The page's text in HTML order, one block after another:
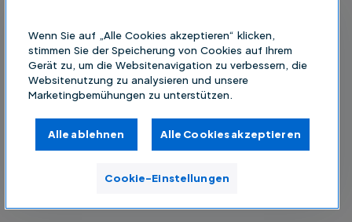
Wenn Sie auf „Alle Cookies akzeptieren“ klicken,
stimmen Sie der Speicherung von Cookies auf Ihrem
Gerät zu, um die Websitenavigation zu verbessern, die
Websitenutzung zu analysieren und unsere
Marketingbemühungen zu unterstützen.
Alle ablehnen Alle Cookies akzeptieren
Cookie-Einstellungen